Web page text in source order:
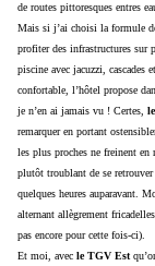
de routes pittoresques entres
Mais si j’ai choisi la formule
profiter des infrastructures sur
piscine avec jacuzzi, cascades
confortable, l’hôtel propose
je n’en ai jamais vu ! Certes,
remarquer en portant
les plus proches ne freinent en
plutôt troublant de se
quelques heures auparavant.
alternant allègrement
pas encore pour cette fois-ci).
Et moi, avec le TGV Est